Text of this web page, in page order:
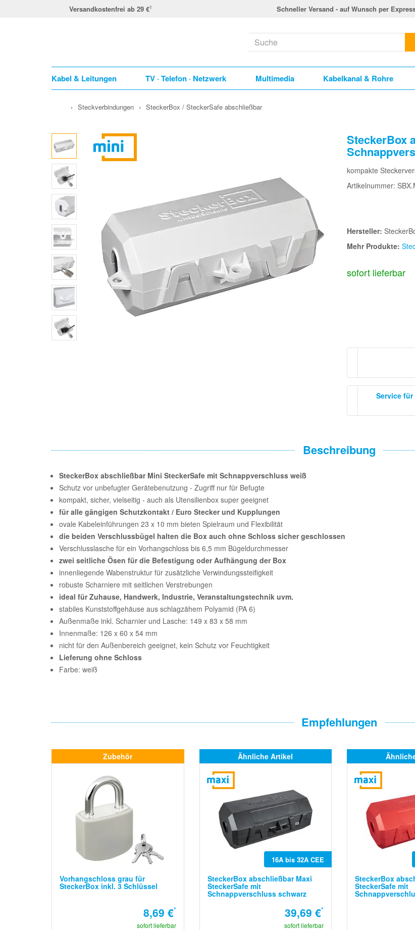
Versandkostenfrei ab 29 €1 Schneller Versand - auf Wunsch per
Kabel & Leitungen TV · Telefon · Netzwerk Multimedia Kabelkanal & Rohre
› Steckverbindungen › SteckerBox / SteckerSafe abschließbar
SteckerBox
kompakte
Artikelnummer:
Hersteller:
Mehr Produkte:
sofort lieferbar
Service
Beschreibung
SteckerBox abschließbar Mini SteckerSafe mit Schnappverschluss weiß
Schutz vor unbefugter Gerätebenutzung - Zugriff nur für Befugte
kompakt, sicher, vielseitig - auch als Utensilienbox super geeignet
für alle gängigen Schutzkontakt / Euro Stecker und Kupplungen
ovale Kabeleinführungen 23 x 10 mm bieten Spielraum und Flexibilität
die beiden Verschlussbügel halten die Box auch ohne Schloss sicher geschlossen
Verschlusslasche für ein Vorhangschloss bis 6,5 mm Bügeldurchmesser
zwei seitliche Ösen für die Befestigung oder Aufhängung der Box
innenliegende Wabenstruktur für zusätzliche Verwindungssteifigkeit
robuste Scharniere mit seitlichen Verstrebungen
ideal für Zuhause, Handwerk, Industrie, Veranstaltungstechnik uvm.
stabiles Kunststoffgehäuse aus schlagzähem Polyamid (PA 6)
Außenmaße inkl. Scharnier und Lasche: 149 x 83 x 58 mm
Innenmaße: 126 x 60 x 54 mm
nicht für den Außenbereich geeignet, kein Schutz vor Feuchtigkeit
Lieferung ohne Schloss
Farbe: weiß
Empfehlungen
Zubehör
Vorhangschloss grau für
SteckerBox inkl. 3 Schlüssel
8,69 €*
sofort lieferbar
Ähnliche Artikel
16A bis 32A CEE
SteckerBox abschließbar Maxi
SteckerSafe mit
Schnappverschluss schwarz
39,69 €*
sofort lieferbar
SteckerBox
SteckerSafe mit